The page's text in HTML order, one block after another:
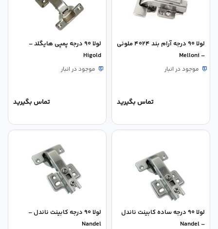
لولا 90 درجه آرام بند 4024 ملونی
– Melloni
موجود در انبار
تماس بگیرید
لولا 90 درجه پمپی هایگلد –
Higold
موجود در انبار
تماس بگیرید
لولا 90 درجه ساده کابینت ناندل
– Nandel
لولا 90 درجه کابینت ناندل –
Nandel